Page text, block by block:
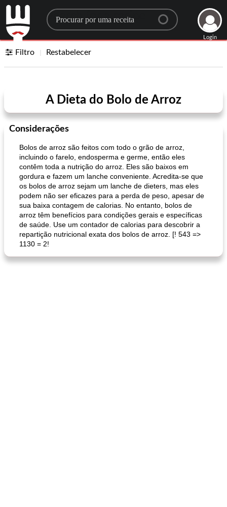
Search for a recipe
Login
Filtro Restabelecer
A Dieta do Bolo de Arroz
Considerações
Bolos de arroz são feitos com todo o grão de arroz,
incluindo o farelo, endosperma e germe, então eles
contêm toda a nutrição do arroz. Eles são baixos em
gordura e fazem um lanche conveniente. Acredita-se que
os bolos de arroz sejam um lanche de dieters, mas eles
podem não ser eficazes para a perda de peso, apesar de
sua baixa contagem de calorias. No entanto, bolos de
arroz têm benefícios para condições gerais e específicas
de saúde. Use um contador de calorias para descobrir a
repartição nutricional exata dos bolos de arroz. [! 543 =>
1130 = 2!